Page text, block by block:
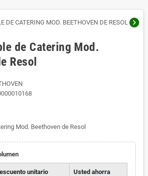
chevron_right
de Catering Mod.
Resol
Mod. Beethoven de Resol
unitario Usted ahorra